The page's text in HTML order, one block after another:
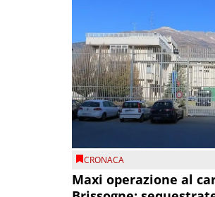
CRONACA
Maxi operazione al